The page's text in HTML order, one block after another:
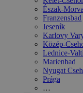
Észak-
Franzensbad
Jeseník
Karlovy
Közép-
Lednice-
Marienbad
Nyugat
Prága
…